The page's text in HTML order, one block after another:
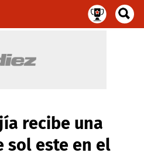
recibe una
sol este en el